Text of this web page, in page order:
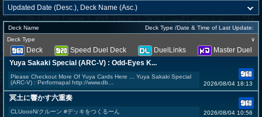
Deck Name
Deck Type /Date & Time of Last Update:
Deck Type
∨
Deck Speed Duel Deck DuelLinks
Master Duel
Yuya Sakaki Special (ARC-V) : Odd-Eyes K...
Please Checkout More Of Yuya Cards Here ... Yuya Sakaki Special
(ARC-V) : Performapal http://www.db...
2026/08/04 18:13
冥土に響かす六重奏
CLUoooN/クルーン #デッキをつくるーん 2026/08/04 10:56